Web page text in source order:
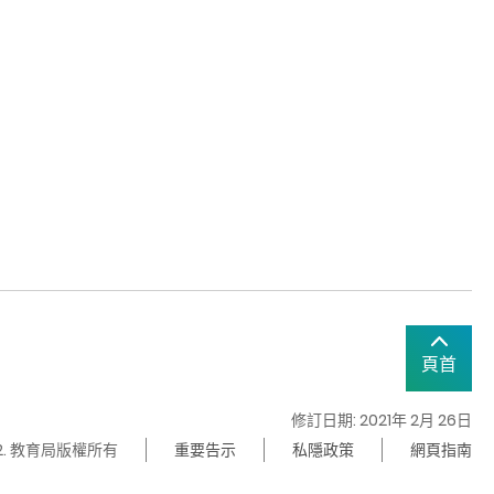
頁首
修訂日期: 2021年 2月 26日
教育局版權所有
重要告示 私隱政策 網頁指南